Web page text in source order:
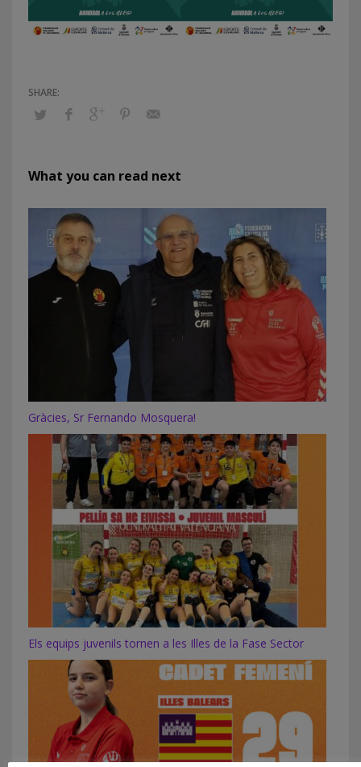
What you can read next
Gràcies, Sr Fernando Mosquera!
Els equips juvenils tornen a les Illes de la Fase Sector